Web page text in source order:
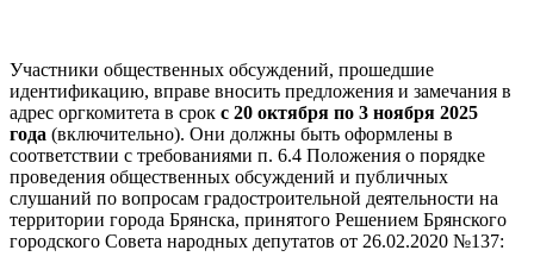
Участники общественных обсуждений, прошедшие
идентификацию, вправе вносить предложения и замечания в
адрес оргкомитета в срок с 20 октября по 3 ноября 2025
года (включительно). Они должны быть оформлены в
соответствии с требованиями п. 6.4 Положения о порядке
проведения общественных обсуждений и публичных
слушаний по вопросам градостроительной деятельности на
территории города Брянска, принятого Решением Брянского
городского Совета народных депутатов от 26.02.2020 №137: